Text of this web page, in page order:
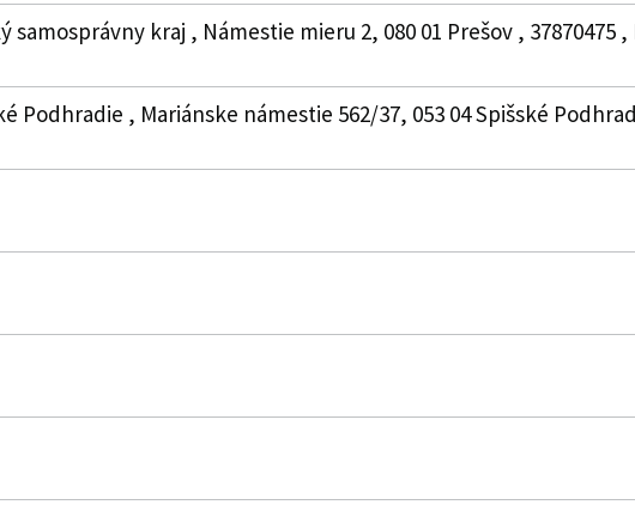
kraj , Námestie mieru 2, 080 01 Prešov , 37870475
Podhradie , Mariánske námestie 562/37, 053 04 Spišské